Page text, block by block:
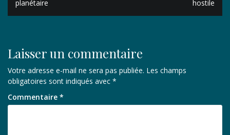
l’article
planétaire
hostile
Laisser un commentaire
Votre adresse e-mail ne sera pas publiée. Les champs
obligatoires sont indiqués avec *
Commentaire *